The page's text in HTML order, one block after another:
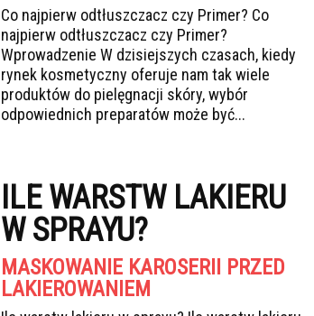
Co najpierw odtłuszczacz czy Primer? Co
najpierw odtłuszczacz czy Primer?
Wprowadzenie W dzisiejszych czasach, kiedy
rynek kosmetyczny oferuje nam tak wiele
produktów do pielęgnacji skóry, wybór
odpowiednich preparatów może być...
ILE WARSTW LAKIERU
W SPRAYU?
MASKOWANIE KAROSERII PRZED
LAKIEROWANIEM